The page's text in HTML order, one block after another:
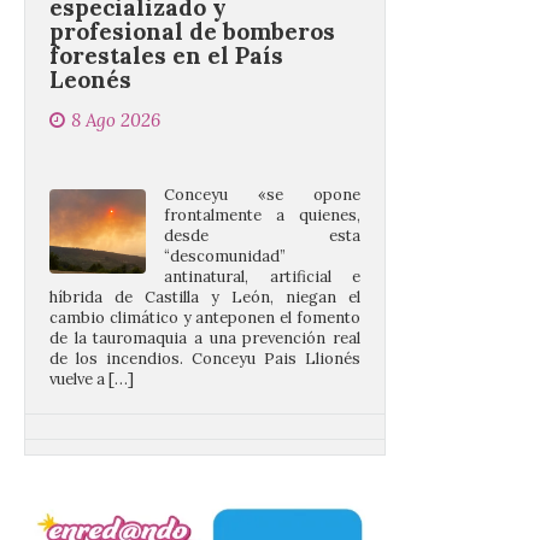
Leonés
8 Ago 2026
“descomunidad”
antinatural, artificial e
híbrida de Castilla y León, niegan el
cambio climático y anteponen el fomento
de la tauromaquia a una prevención real
de los incendios. Conceyu Pais Llionés
vuelve a […]
eclipse